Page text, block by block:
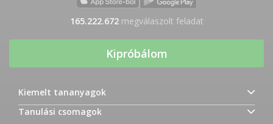
165.222.672megválaszolt feladat
Kipróbálom
Kiemelt tananyagok
Tanulási csomagok